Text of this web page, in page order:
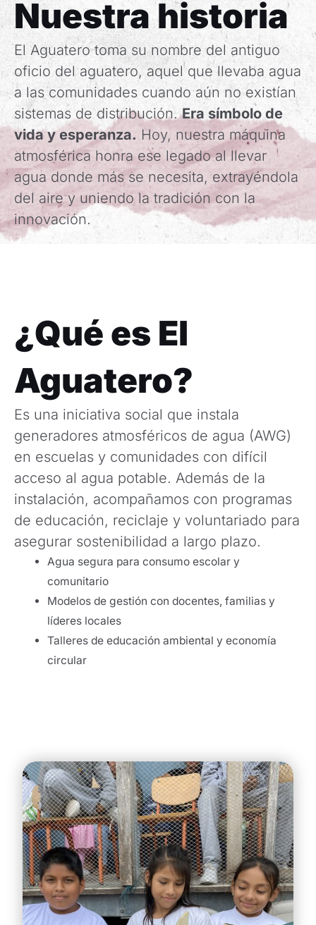
Nuestra historia
El Aguatero toma su nombre del antiguo
oficio del aguatero, aquel que llevaba agua
a las comunidades cuando aún no existían
sistemas de distribución.Era símbolo de
vida y esperanza. Hoy, nuestra máquina
atmosférica honra ese legado al llevar
agua donde más se necesita, extrayéndola
del aire y uniendo la tradición con la
innovación.
¿Qué es El
Aguatero?
Es una iniciativa social que instala
generadores atmosféricos de agua (AWG)
en escuelas y comunidades con difícil
acceso al agua potable. Además de la
instalación, acompañamos con programas
de educación, reciclaje y voluntariado para
asegurar sostenibilidad a largo plazo.
Agua segura para consumo escolar y
comunitario
Modelos de gestión con docentes, familias y
líderes locales
Talleres de educación ambiental y economía
circular